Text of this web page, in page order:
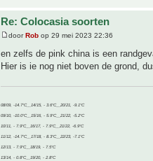
Re: Colocasia soorten
doorRob op 29 mei 2023 22:36
en zelfs de pink china is een
Hier is ie nog niet boven de grond,
08/09, -14.7°C__14/15, - 3.6°C__20/21, -9.1°C
09/10, -10.0°C__15/16, - 5.9°C__21/22, -5.2°C
10/11, - 7.9°C__16/17, - 7.9°C__21/22, -6.9°C
11/12, -14.7°C__17/18, - 8.3°C__22/23, -7.1°C
12/13, - 7.9°C__18/19, - 7.5°C
13/14, - 0.8°C__19/20, - 2.8°C